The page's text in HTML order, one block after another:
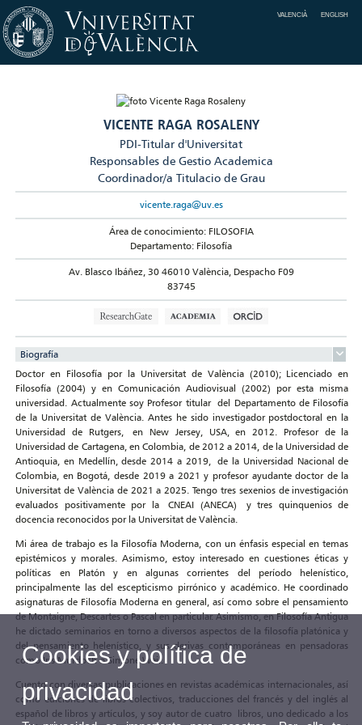
VALENCIÀ ENGLISH
VICENTE RAGA ROSALENY
PDI-Titular d'Universitat
Responsables de Gestio Academica
Coordinador/a Titulacio de Grau
vicente.raga@uv.es
Área de conocimiento: FILOSOFIA
Departamento: Filosofía
Av. Blasco Ibáñez, 30 46010 València, Despacho F09
83745
Biografía
Doctor en Filosofía por la Universitat de València (2010); Licenciado en
Filosofía (2004) y en Comunicación Audiovisual (2002) por esta misma
universidad. Actualmente soy Profesor titular del Departamento de Filosofía
de la Universitat de València. Antes he sido investigador postdoctoral en la
Universidad de Rutgers, en New Jersey, USA, en 2012. Profesor de la
Universidad de Cartagena, en Colombia, de 2012 a 2014, de la Universidad de
Antioquia, en Medellín, desde 2014 a 2019, de la Universidad Nacional de
Colombia, en Bogotá, desde 2019 a 2021 y profesor ayudante doctor de la
Universitat de València de 2021 a 2025. Tengo tres sexenios de investigación
evaluados positivamente por la CNEAI (ANECA) y tres quinquenios de
docencia reconocidos por la Universitat de València.
Mi área de trabajo es la Filosofía Moderna, con un énfasis especial en temas
epistémicos y morales. Asimismo, estoy interesado en cuestiones éticas y
políticas en Platón y en algunas corrientes del período helenístico,
principalmente las del escepticismo pirrónico y académico. He coordinado
asignaturas de Filosofía Moderna en general, así como sobre el pensamiento
de Montaigne, Descartes o Pascal en particular. Asimismo, en Filosofía Antigua
he dictado seminarios en torno a diversos aspectos de la filosofía platónica y
del pensamiento helenístico, y sus derivas contemporáneas en pensadoras
como Iris Murdoch o Simone Weil.
Cuento con diversas publicaciones en revistas académicas internacionales, así
como ediciones de libros colectivos, traducciones del francés y del inglés al
español de libros y artículos, y soy autor de cuatro libros, uno dedicado a los
Cookies y política de
privacidad